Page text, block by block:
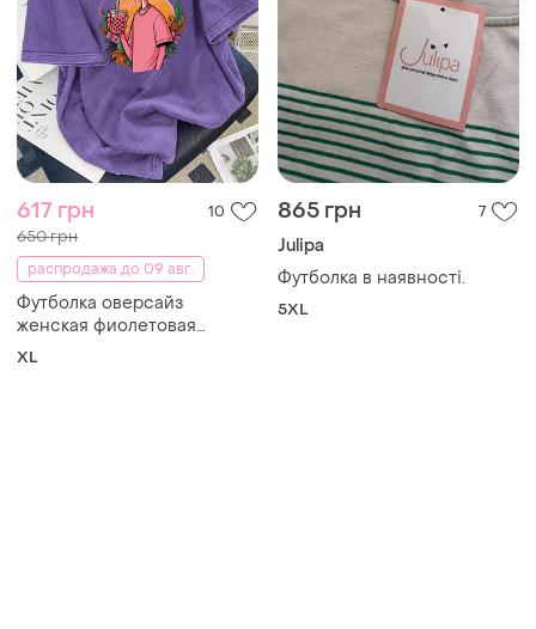
617 грн 10
650 грн
распродажа до 09 авг.
Футболка оверсайз
женская фиолетовая
варенка с принтом pink
XL
865 грн 7
Julipa
Футболка в наявності.
5XL